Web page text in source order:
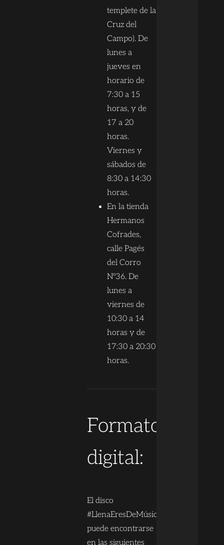
templete de la
Cruz del
Campo). De
lunes a
jueves en
horario de
7:30 a 15
horas, y de
17 a 20
horas.
Viernes y
sábados de
8:30 a 14:30
horas.
En la tienda
Hermanos
Cofrades,
calle Pagés
del Corro
Nº36. De
lunes a
viernes de
10:30 a 14
horas y de
17:30 a 20:30
horas.
Formato
digital:
El disco
#LlenaEresDeMúsica
puede encontrarse
en las siguientes